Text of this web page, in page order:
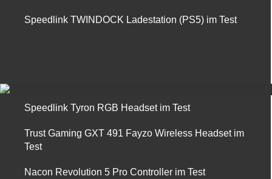
Speedlink TWINDOCK Ladestation (PS5) im Test
Speedlink Tyron RGB Headset im Test
Trust Gaming GXT 491 Fayzo Wireless Headset im
Test
Nacon Revolution 5 Pro Controller im Test